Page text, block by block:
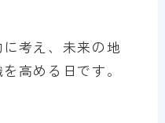
考え、未来の地
高める日です。